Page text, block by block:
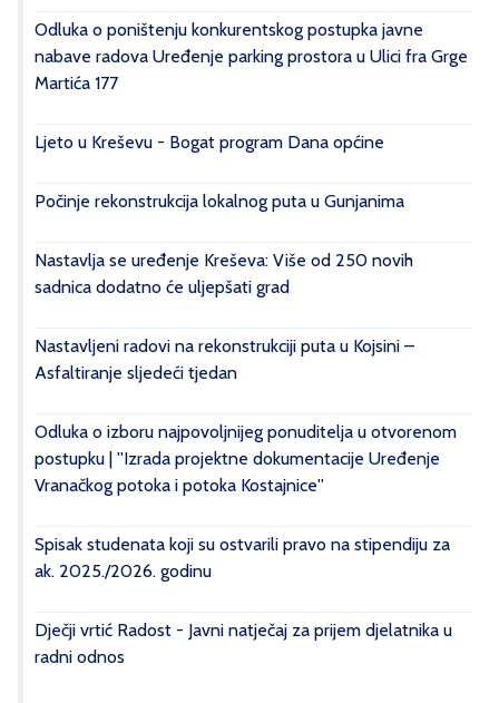
Odluka o poništenju konkurentskog postupka javne
nabave radova Uređenje parking prostora u Ulici fra Grge
Martića 177
Ljeto u Kreševu - Bogat program Dana općine
Počinje rekonstrukcija lokalnog puta u Gunjanima
Nastavlja se uređenje Kreševa: Više od 250 novih
sadnica dodatno će uljepšati grad
Nastavljeni radovi na rekonstrukciji puta u Kojsini –
Asfaltiranje sljedeći tjedan
Odluka o izboru najpovoljnijeg ponuditelja u otvorenom
postupku | ''Izrada projektne dokumentacije Uređenje
Vranačkog potoka i potoka Kostajnice''
Spisak studenata koji su ostvarili pravo na stipendiju za
ak. 2025./2026. godinu
Dječji vrtić Radost - Javni natječaj za prijem djelatnika u
radni odnos